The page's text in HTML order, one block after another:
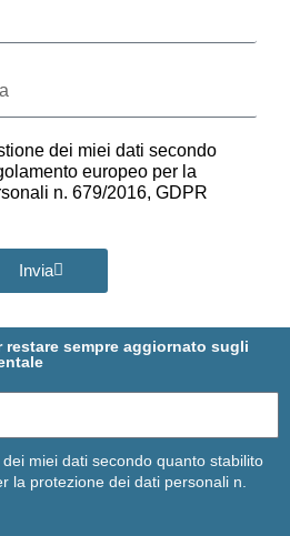
dei miei dati secondo
europeo per la
n. 679/2016, GDPR
Invia
sempre aggiornato sugli
miei dati secondo quanto stabilito
la protezione dei dati personali n.